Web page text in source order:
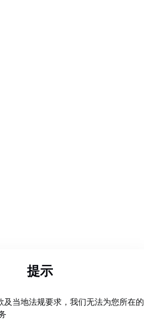
提示
及当地法规要求，我们无法为您所在的